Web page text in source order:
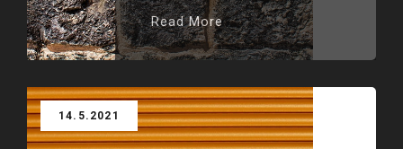
Read More
14.5.2021